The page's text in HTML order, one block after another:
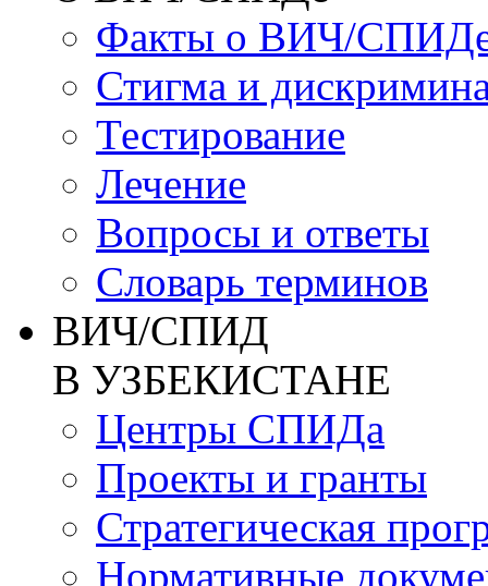
Факты о ВИЧ/
Стигма и
Тестирование
Лечение
Вопросы и ответы
Словарь терминов
ВИЧ/СПИД
В УЗБЕКИСТАНЕ
Центры СПИДа
Проекты и гранты
Стратегическая
Нормативные